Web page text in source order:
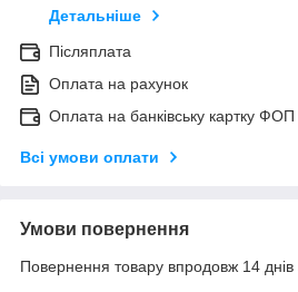
Детальніше
Післяплата
Оплата на рахунок
Оплата на банківську картку
Всі умови оплати
Умови повернення
Повернення товару впродовж 14 днів